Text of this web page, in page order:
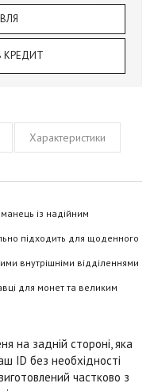
КРЕДИТ
Характеристики
із надійним
підходить для щоденного
внутрішніми відділеннями
для монет та великим
на задній стороні, яка
ID без необхідності
частково з